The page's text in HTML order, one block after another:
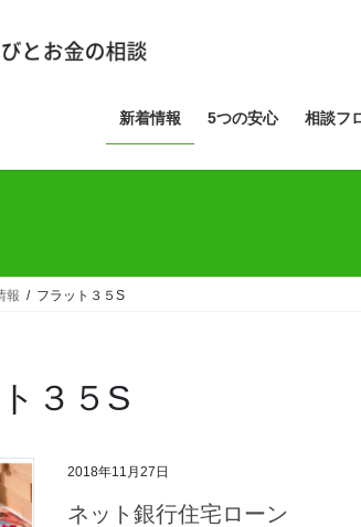
新着情報 5つの安心 相談フ
報 フラット３５S
３５S
2018年11月27日
ネット銀行住宅ローン